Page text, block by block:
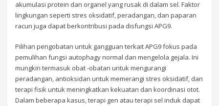
akumulasi protein dan organel yang rusak di dalam sel. Faktor
lingkungan seperti stres oksidatif, peradangan, dan paparan
racun juga dapat berkontribusi pada disfungsi APG9.
Pilihan pengobatan untuk gangguan terkait APG9 fokus pada
pemulihan fungsi autophagy normal dan mengelola gejala. Ini
mungkin termasuk obat -obatan untuk mengurangi
peradangan, antioksidan untuk memerangi stres oksidatif, dan
terapi fisik untuk meningkatkan kekuatan dan koordinasi otot.
Dalam beberapa kasus, terapi gen atau terapi sel induk dapat